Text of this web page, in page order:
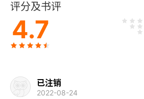
第二章 孝宗壮志未酬
第三章 光宗、宁宗政治日昏
第五章 度宗、恭帝亡国
评分及书评
4.7
已注销
2022-08-24